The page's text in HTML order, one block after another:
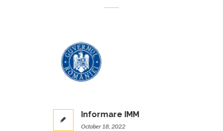
Informare IMM
October 18, 2022